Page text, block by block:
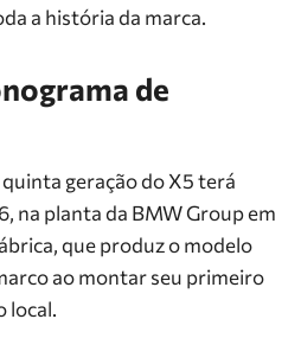
a história da marca.
de
geração do X5 terá
na planta da BMW Group em
que produz o modelo
ao montar seu primeiro
local.